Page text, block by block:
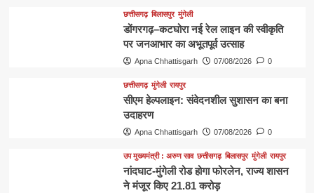
छत्तीसगढ़ बिलासपुर मुंगेली
डोंगरगढ़–कटघोरा नई रेल लाइन की स्वीकृति
पर जनआभार का अभूतपूर्व उत्साह
Apna Chhattisgarh 07/08/2026 0
छत्तीसगढ़ मुंगेली रायपुर
सीएम हेल्पलाइन: संवेदनशील सुशासन का बना
उदाहरण
Apna Chhattisgarh 07/08/2026 0
उप मुख्यमंत्री : अरुण साव छत्तीसगढ़ बिलासपुर मुंगेली रायपुर
नांदघाट-मुंगेली रोड होगा फोरलेन, राज्य शासन
ने मंजूर किए 21.81 करोड़